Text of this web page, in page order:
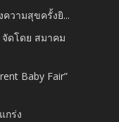
วามสุขครั้งยิ...
จัดโดย สมาคม
Baby Fair”
กร่ง